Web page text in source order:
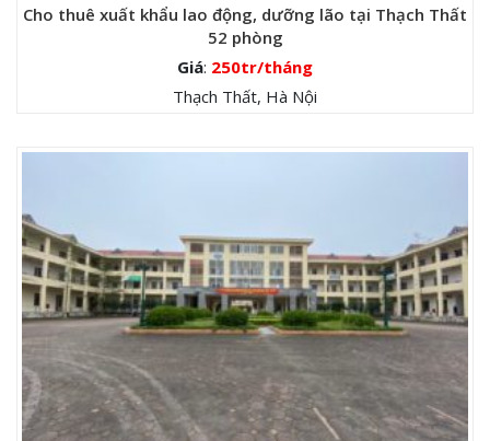
Cho thuê xuất khẩu lao động, dưỡng lão tại Thạch Thất
52 phòng
Giá: 250tr/tháng
Thạch Thất, Hà Nội